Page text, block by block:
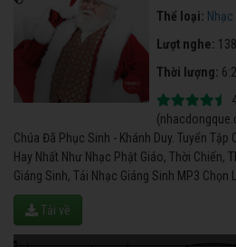
Thể loại:
Lượt nghe:
Thời lượng:
Chúa Đã Phục Sinh - Khánh Duy. Tuyển Tập
Hay Nhất Như Nhạc Phật Giáo, Thời Chiến,
Giáng Sinh, Tải Nhạc Giáng Sinh MP3 Chọn
Tải về